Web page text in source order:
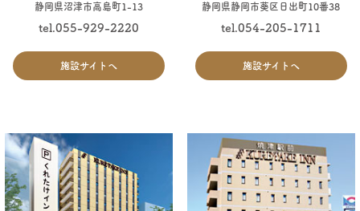
静岡県沼津市高島町1-13
tel.055-929-2220
施設サイトへ
静岡県静岡市葵区日出町10番38
tel.054-205-1711
施設サイトへ